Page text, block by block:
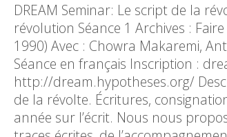
DREAM Seminar: Le script de la
révolution Séance 1 Archives :
1990) Avec : Chowra Makaremi,
Séance en français Inscription :
http://dream.hypotheses.org/
de la révolte. Écritures,
année sur l’écrit. Nous nous